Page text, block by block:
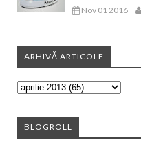
Nov 01 2016 -
ARHIVĂ ARTICOLE
BLOGROLL